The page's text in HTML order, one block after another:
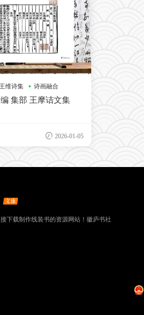
王维诗集
诗画融合
集部 王摩诘文集
2026-01-05
下载制作线装书的资源网站！徽庐书社